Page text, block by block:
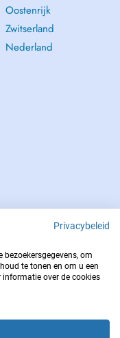
Oostenrijk
Zwitserland
Nederland
OP MET : 112
Privacybeleid
om
te tonen en om u een
informatie over de cookies